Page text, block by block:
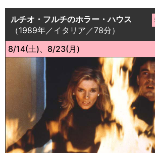
ルチオ・フルチのホラー・ハウス
（1989年／イタリア／78分）
8/14(土)、8/23(月)